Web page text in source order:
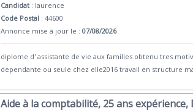
Candidat : laurence
Code Postal : 44600
Annonce mise à jour le :07/08/2026
diplome d' assistante de vie aux familles obtenu tres
dependante ou seule chez elle2016 travail en structure
Aide à la comptabilité, 25 ans expérience,